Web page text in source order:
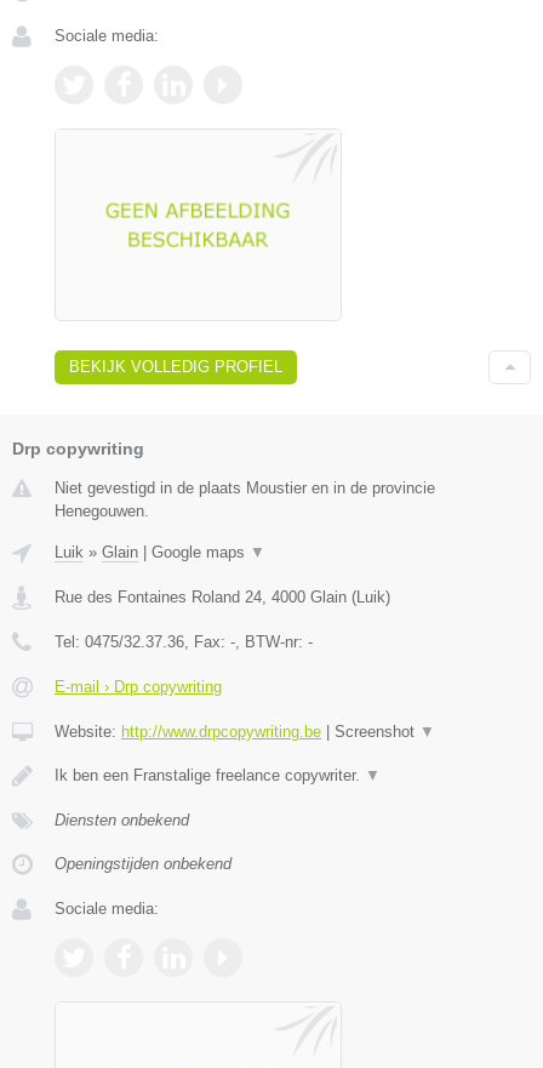
Sociale media:
BEKIJK VOLLEDIG PROFIEL
Drp copywriting
Niet gevestigd in de plaats Moustier en in de provincie
Henegouwen.
Luik » Glain Google maps ▼
Rue des Fontaines Roland 24 4000 Glain ( Luik)
Tel: 0475/32.37.36 , Fax: - , BTW-nr: -
E-mail › Drp copywriting
Website: http://www.drpcopywriting.be Screenshot ▼
Ik ben een Franstalige freelance copywriter. ▼
Diensten onbekend
Openingstijden onbekend
Sociale media: